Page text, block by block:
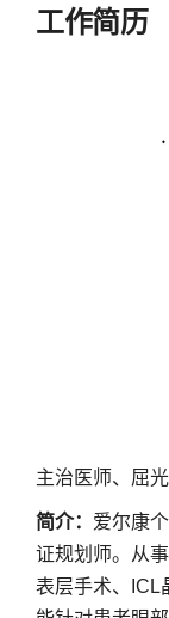
工作简历
主治医师、屈
简介： 爱尔康
证规划师。从
表层手术、ICL